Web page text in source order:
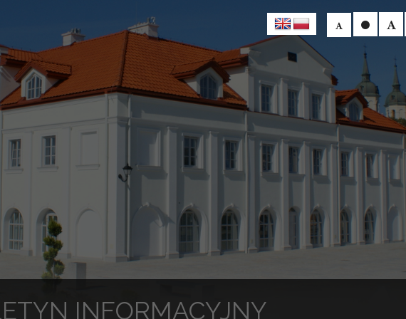
INFORMACYJNY